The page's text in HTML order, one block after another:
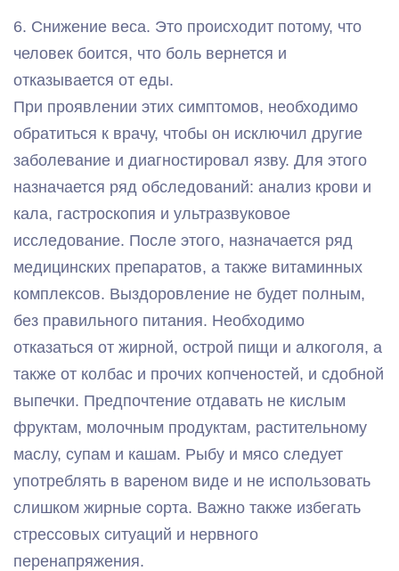
6. Снижение веса. Это происходит потому, что
человек боится, что боль вернется и
отказывается от еды.
При проявлении этих симптомов, необходимо
обратиться к врачу, чтобы он исключил другие
заболевание и диагностировал язву. Для этого
назначается ряд обследований: анализ крови и
кала, гастроскопия и ультразвуковое
исследование. После этого, назначается ряд
медицинских препаратов, а также витаминных
комплексов. Выздоровление не будет полным,
без правильного питания. Необходимо
отказаться от жирной, острой пищи и алкоголя, а
также от колбас и прочих копченостей, и сдобной
выпечки. Предпочтение отдавать не кислым
фруктам, молочным продуктам, растительному
маслу, супам и кашам. Рыбу и мясо следует
употреблять в вареном виде и не использовать
слишком жирные сорта. Важно также избегать
стрессовых ситуаций и нервного
перенапряжения.